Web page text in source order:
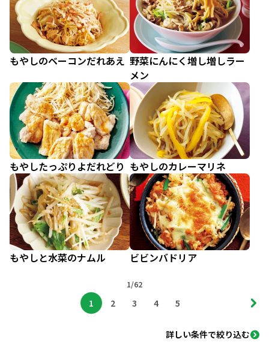
もやしのベーコンだれあえ 野菜にんにく増し増しラー
メン
もやしたっぷりよだれどり もやしのカレーマリネ
もやしと水菜のナムル ビビンバドリア
1/62
1 2 3 4 5
詳しい条件で絞り込む